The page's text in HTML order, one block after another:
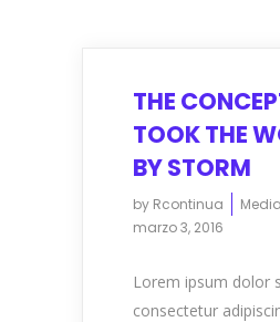
THE
TOOK THE
BY STORM
by Rcontinua
Media
marzo 3, 2016
Lorem ipsum dolor
consectetur